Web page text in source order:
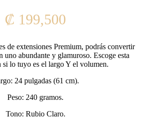
₡ 199,500
de extensiones Premium, podrás convertir
uno abundante y glamuroso. Escoge esta
si lo tuyo es el largo Y el volumen.
24 pulgadas (61 cm).
Peso: 240 gramos.
Tono: Rubio Claro.